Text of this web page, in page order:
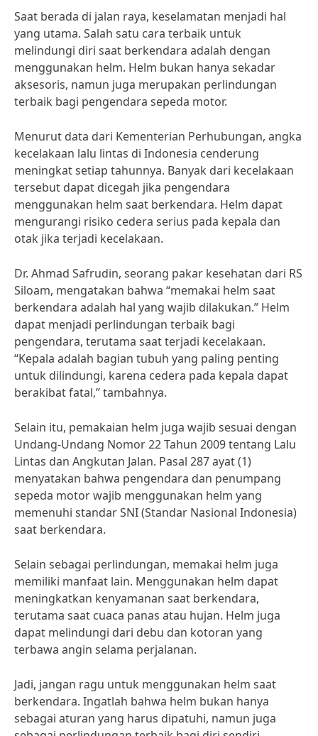
Saat berada di jalan raya, keselamatan menjadi hal
yang utama. Salah satu cara terbaik untuk
melindungi diri saat berkendara adalah dengan
menggunakan helm. Helm bukan hanya sekadar
aksesoris, namun juga merupakan perlindungan
terbaik bagi pengendara sepeda motor.
Menurut data dari Kementerian Perhubungan, angka
kecelakaan lalu lintas di Indonesia cenderung
meningkat setiap tahunnya. Banyak dari kecelakaan
tersebut dapat dicegah jika pengendara
menggunakan helm saat berkendara. Helm dapat
mengurangi risiko cedera serius pada kepala dan
otak jika terjadi kecelakaan.
Dr. Ahmad Safrudin, seorang pakar kesehatan dari RS
Siloam, mengatakan bahwa “memakai helm saat
berkendara adalah hal yang wajib dilakukan.” Helm
dapat menjadi perlindungan terbaik bagi
pengendara, terutama saat terjadi kecelakaan.
“Kepala adalah bagian tubuh yang paling penting
untuk dilindungi, karena cedera pada kepala dapat
berakibat fatal,” tambahnya.
Selain itu, pemakaian helm juga wajib sesuai dengan
Undang-Undang Nomor 22 Tahun 2009 tentang Lalu
Lintas dan Angkutan Jalan. Pasal 287 ayat (1)
menyatakan bahwa pengendara dan penumpang
sepeda motor wajib menggunakan helm yang
memenuhi standar SNI (Standar Nasional Indonesia)
saat berkendara.
Selain sebagai perlindungan, memakai helm juga
memiliki manfaat lain. Menggunakan helm dapat
meningkatkan kenyamanan saat berkendara,
terutama saat cuaca panas atau hujan. Helm juga
dapat melindungi dari debu dan kotoran yang
terbawa angin selama perjalanan.
Jadi, jangan ragu untuk menggunakan helm saat
berkendara. Ingatlah bahwa helm bukan hanya
sebagai aturan yang harus dipatuhi, namun juga